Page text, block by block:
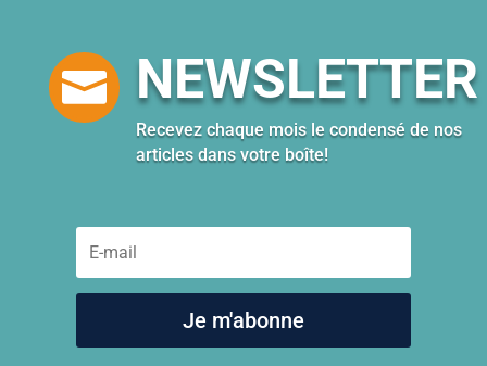
 NEWSLETTER
Recevez chaque mois le condensé de nos
articles dans votre boîte!
Je m'abonne